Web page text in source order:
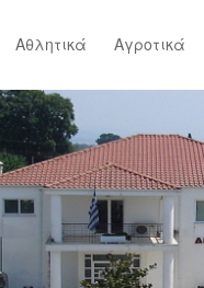
Αθλητικά Αγροτικά